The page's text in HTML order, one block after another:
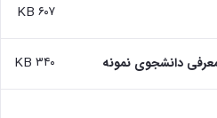
۶۰۷ KB
دانشجوی نمونه ۳۴۰ KB